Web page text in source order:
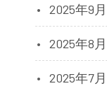
2025年9月
2025年8月
2025年7月